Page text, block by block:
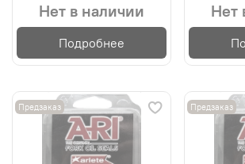
Нет в наличии
Подробнее
Нет
Предзаказ Предзаказ